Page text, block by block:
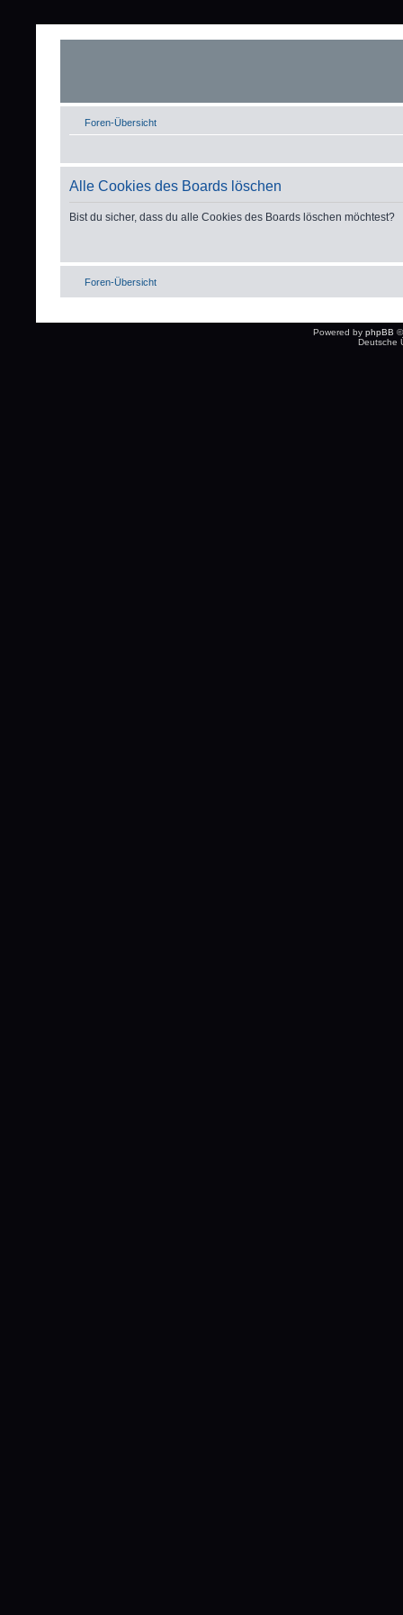
Foren-Übersicht
Alle Cookies des Boards löschen
Bist du sicher, dass du alle Cookies des Boards löschen möchtest?
Foren-Übersicht
Powered by phpBB
Deutsche